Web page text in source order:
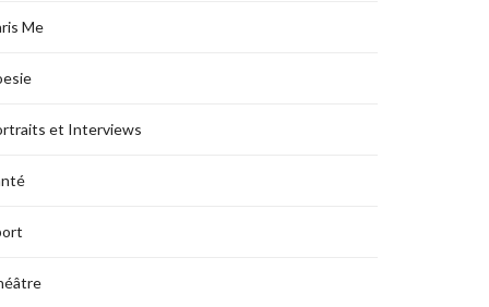
Me
et Interviews